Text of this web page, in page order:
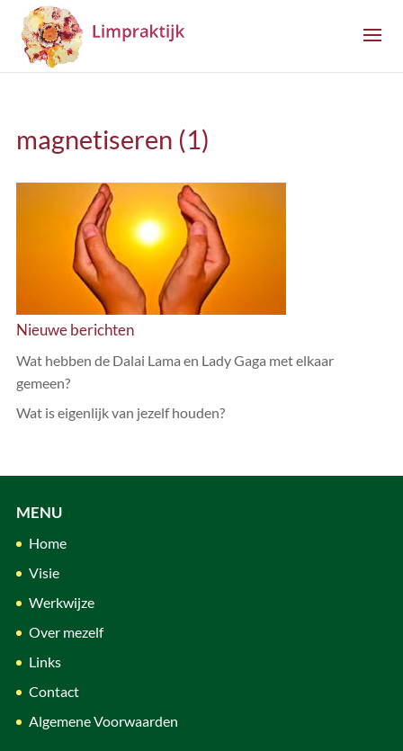
magnetiseren (1)
Nieuwe berichten
Wat hebben de Dalai Lama en Lady Gaga met elkaar
gemeen?
Wat is eigenlijk van jezelf houden?
MENU
Home
Visie
Werkwijze
Over mezelf
Links
Contact
Algemene Voorwaarden